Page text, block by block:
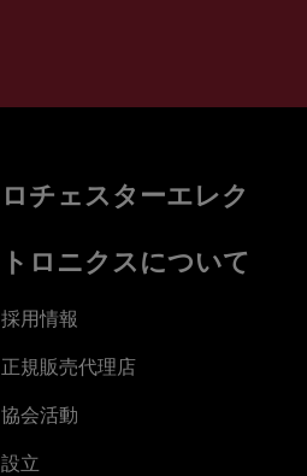
ロチェスターエレク
トロニクスについて
採用情報
正規販売代理店
協会活動
設立